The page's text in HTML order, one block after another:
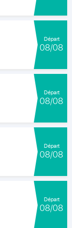
Départ
08/08
Départ
08/08
Départ
08/08
Départ
08/08